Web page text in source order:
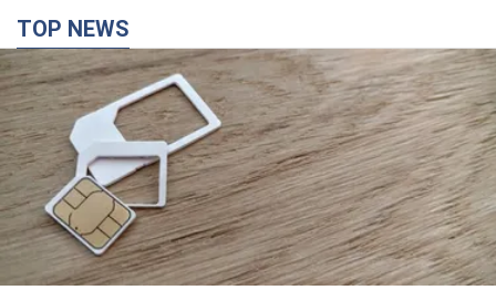
TOP NEWS